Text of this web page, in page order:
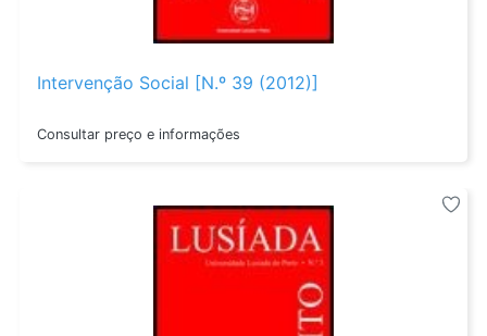
Intervenção Social [N.º 39 (2012)]
Consultar preço e informações